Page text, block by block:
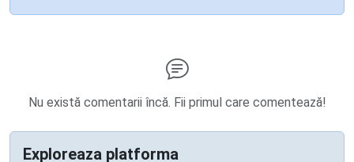
Nu există comentarii încă. Fii primul care comentează!
Exploreaza platforma